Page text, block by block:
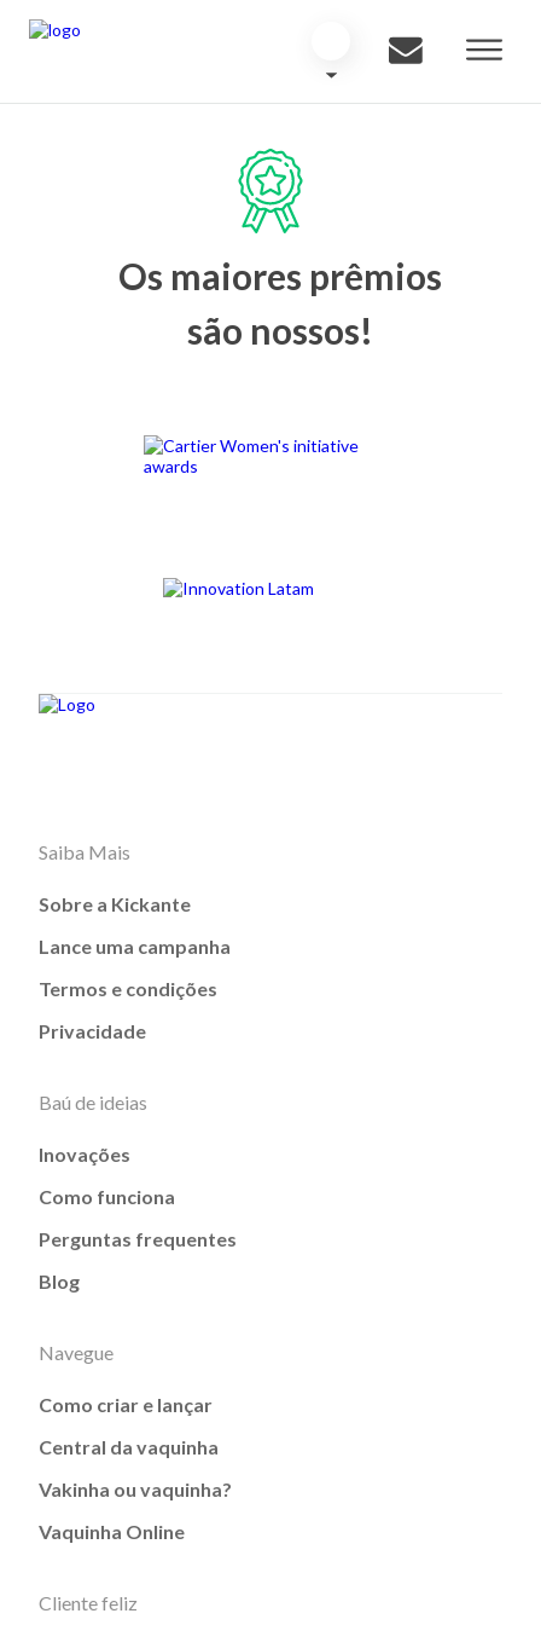
Os maiores prêmios
são nossos!
Saiba Mais
Sobre a Kickante
Lance uma campanha
Termos e condições
Privacidade
Baú de ideias
Inovações
Como funciona
Perguntas frequentes
Blog
Navegue
Como criar e lançar
Central da vaquinha
Vakinha ou vaquinha?
Vaquinha Online
Cliente feliz